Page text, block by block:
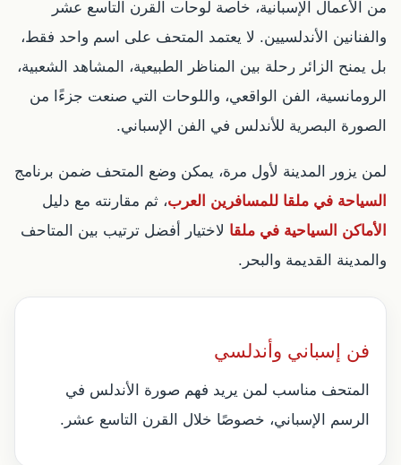
من الأعمال الإسبانية، خاصة لوحات القرن التاسع عشر
والفنانين الأندلسيين. لا يعتمد المتحف على اسم واحد فقط،
بل يمنح الزائر رحلة بين المناظر الطبيعية، المشاهد الشعبية،
الرومانسية، الفن الواقعي، واللوحات التي صنعت جزءًا من
الصورة البصرية للأندلس في الفن الإسباني.
لمن يزور المدينة لأول مرة، يمكن وضع المتحف ضمن برنامج
السياحة في ملقا للمسافرين العرب، ثم مقارنته مع دليل
الأماكن السياحية في ملقا لاختيار أفضل ترتيب بين المتاحف
والمدينة القديمة والبحر.
فن إسباني وأندلسي
المتحف مناسب لمن يريد فهم صورة الأندلس في
الرسم الإسباني، خصوصًا خلال القرن التاسع عشر.